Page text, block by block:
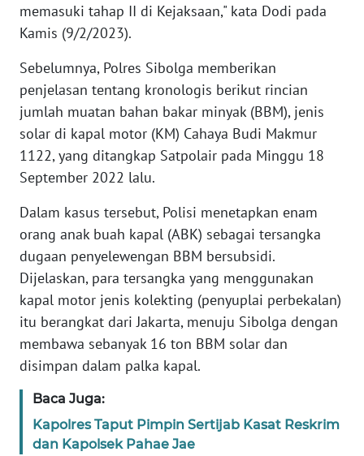
memasuki tahap II di Kejaksaan," kata Dodi pada
Kamis (9/2/2023).
Sebelumnya, Polres Sibolga memberikan
penjelasan tentang kronologis berikut rincian
jumlah muatan bahan bakar minyak (BBM), jenis
solar di kapal motor (KM) Cahaya Budi Makmur
1122, yang ditangkap Satpolair pada Minggu 18
September 2022 lalu.
Dalam kasus tersebut, Polisi menetapkan enam
orang anak buah kapal (ABK) sebagai tersangka
dugaan penyelewengan BBM bersubsidi.
Dijelaskan, para tersangka yang menggunakan
kapal motor jenis kolekting (penyuplai perbekalan)
itu berangkat dari Jakarta, menuju Sibolga dengan
membawa sebanyak 16 ton BBM solar dan
disimpan dalam palka kapal.
Baca Juga:
Kapolres Taput Pimpin Sertijab Kasat Reskrim
dan Kapolsek Pahae Jae
WN
WN
SULTRA
WN
NTB
WN
SULBAR
WN
BABEL
SUMBAR
WN